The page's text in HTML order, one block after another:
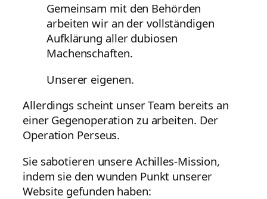
Gemeinsam mit den Behörden
arbeiten wir an der vollständigen
Aufklärung aller dubiosen
Machenschaften.
Unserer eigenen.
Allerdings scheint unser Team bereits an
einer Gegenoperation zu arbeiten. Der
Operation Perseus.
Sie sabotieren unsere Achilles-Mission,
indem sie den wunden Punkt unserer
Website gefunden haben: